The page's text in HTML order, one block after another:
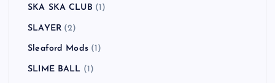
SKA SKA CLUB (1)
SLAYER(2)
Sleaford Mods(1)
SLIME BALL (1)